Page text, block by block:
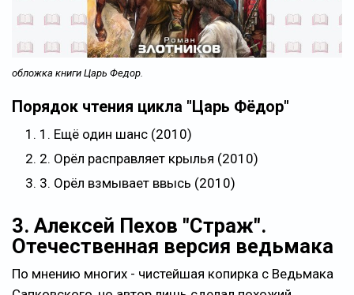
обложка книги Царь Федор.
Порядок чтения цикла "Царь Фёдор"
1. Ещё один шанс (2010)
2. Орёл расправляет крылья (2010)
3. Орёл взмывает ввысь (2010)
3. Алексей Пехов "Страж".
Отечественная версия ведьмака
По мнению многих - чистейшая копирка с Ведьмака